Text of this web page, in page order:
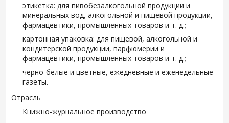
этикетка: для пивобезалкогольной продукции и
минеральных вод, алкогольной и пищевой продукции,
фармацевтики, промышленных товаров и т. д.;
картонная упаковка: для пищевой, алкогольной и
кондитерской продукции, парфюмерии и
фармацевтики, промышленных товаров и т. д.;
черно-белые и цветные, ежедневные и еженедельные
газеты.
Отрасль
Книжно-журнальное производство